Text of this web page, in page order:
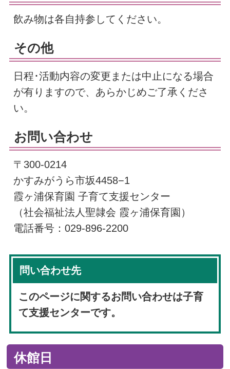
飲み物は各自持参してください。
その他
日程･活動内容の変更または中止になる場合
が有りますので、あらかじめご了承くださ
い。
お問い合わせ
〒300-0214
かすみがうら市坂4458−1
霞ヶ浦保育園 子育て支援センター
（社会福祉法人聖隷会 霞ヶ浦保育園）
電話番号：029-896-2200
問い合わせ先
このページに関するお問い合わせは子育
て支援センターです。
休館日